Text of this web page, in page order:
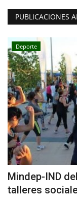
PUBLICACIONES
Deporte
Mindep-IND
talleres